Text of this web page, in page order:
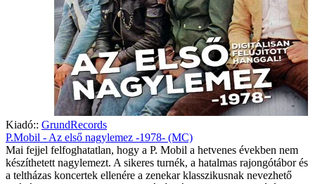
Kiadó:: GrundRecords
P.Mobil - Az első nagylemez -1978- (MC)
Mai fejjel felfoghatatlan, hogy a P. Mobil a hetvenes években nem
készíthetett nagylemezt. A sikeres turnék, a hatalmas rajongótábor és
a teltházas koncertek ellenére a zenekar klasszikusnak nevezhető